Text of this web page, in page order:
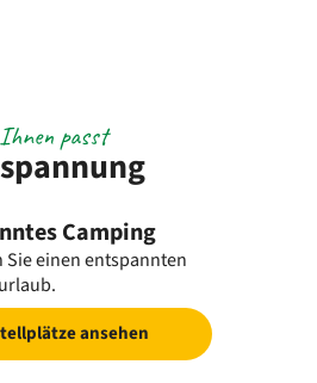
passt
Camping
Sie einen entspannten
ansehen